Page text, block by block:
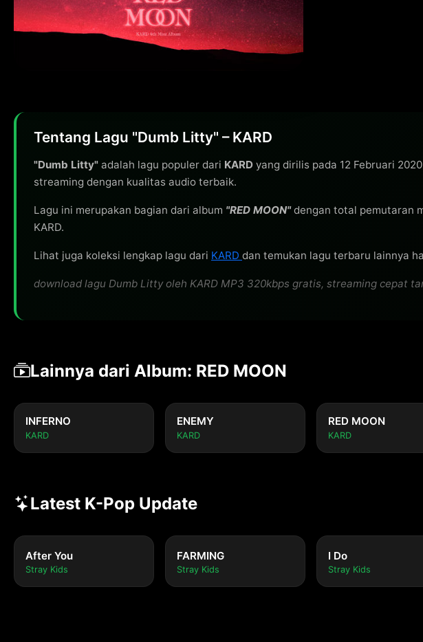
Tentang Lagu "Dumb Litty" – KARD
"Dumb Litty" adalah lagu populer dari KARD yang dirilis pada 12 Februari
streaming dengan kualitas audio terbaik.
Lagu ini merupakan bagian dari album "RED MOON"dengan total pemutaran
KARD.
Lihat juga koleksi lengkap lagu dari KARD dan temukan lagu terbaru lainnya
download lagu Dumb Litty oleh KARD MP3 320kbps gratis, streaming cepat
Lainnya dari Album: RED MOON
INFERNO
KARD
ENEMY
KARD
RED MOON
KARD
Latest K-Pop Update
After You
Stray Kids
FARMING
Stray Kids
I Do
Stray Kids